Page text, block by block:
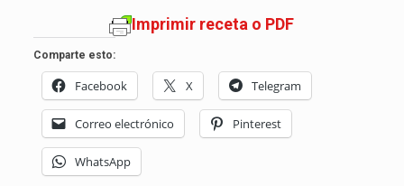
Imprimir receta o PDF
Comparte esto:
Facebook X Telegram
Correo electrónico Pinterest
WhatsApp